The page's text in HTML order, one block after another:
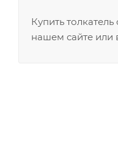
Купить
нашем сайте или